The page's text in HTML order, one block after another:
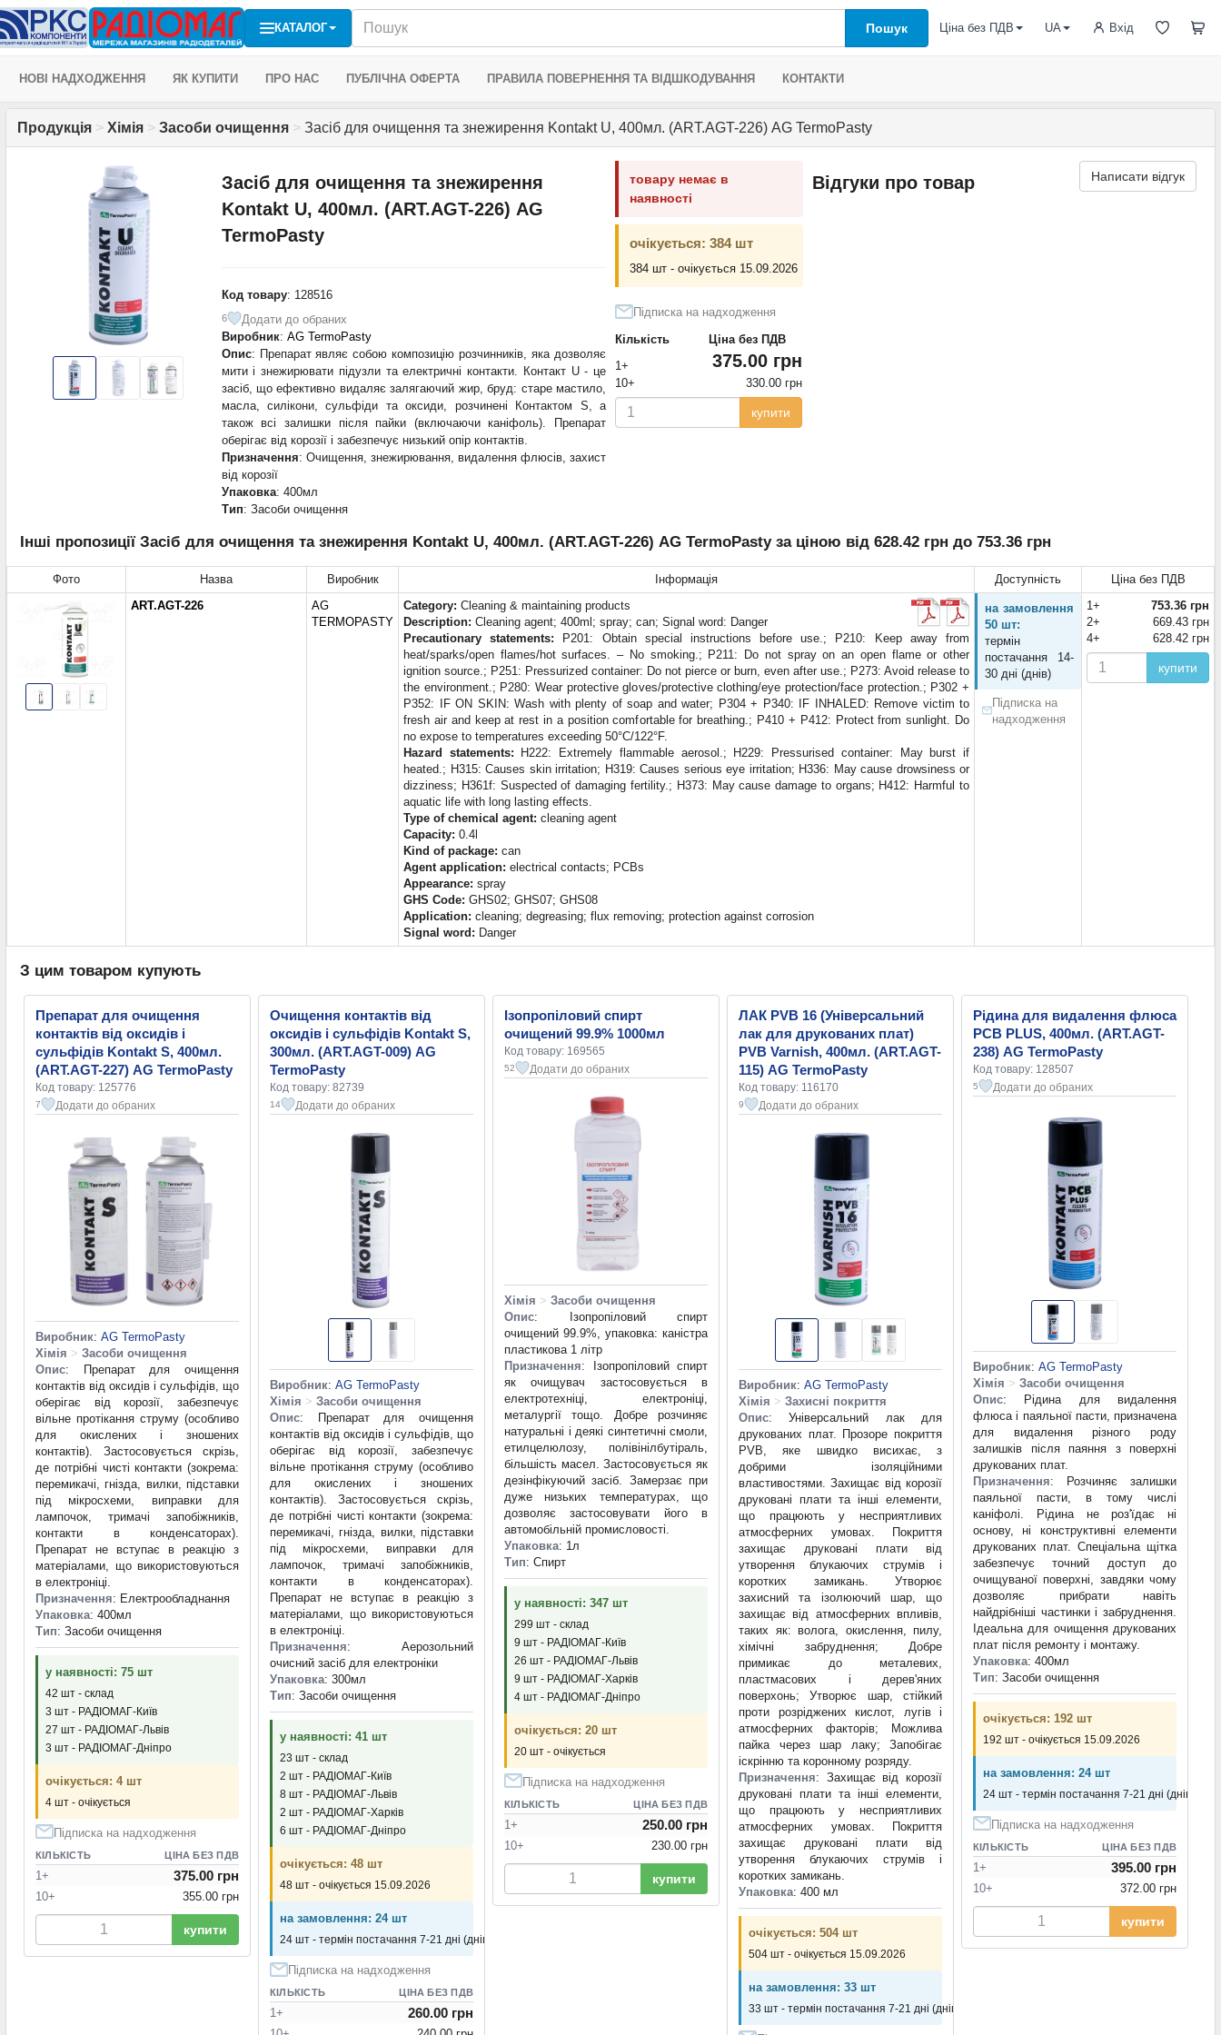
КАТАЛОГ Пошук Вхід
Ціна без ПДВ UA
НОВІ НАДХОДЖЕННЯ ЯК КУПИТИ ПРО НАС ПУБЛІЧНА ОФЕРТА ПРАВИЛА ПОВЕРНЕННЯ ТА ВІДШКОДУВАННЯ КОНТАКТИ
Продукція > Хімія > Засоби очищення > Засіб для очищення та знежирення Kontakt U, 400мл. (ART.AGT-226) AG TermoPasty
Засіб для очищення та знежирення
Kontakt U, 400мл. (ART.AGT-226) AG
TermoPasty
Код товару: 128516
6
Додати до обраних
Виробник: AG TermoPasty
Опис: Препарат являє собою композицію розчинників, яка дозволяє
мити і знежирювати підузли та електричні контакти. Контакт U - це
засіб, що ефективно видаляє залягаючий жир, бруд: старе мастило,
масла, силікони, сульфіди та оксиди, розчинені Контактом S, а
також всі залишки після пайки (включаючи каніфоль). Препарат
оберігає від корозії і забезпечує низький опір контактів.
Призначення: Очищення, знежирювання, видалення флюсів, захист
від корозії
Упаковка: 400мл
Тип: Засоби очищення
товару немає в
наявності
очікується: 384 шт
384 шт - очікується 15.09.2026
Підписка на надходження
Кількість
Ціна без ПДВ
1+
375.00 грн
10+ 330.00 грн
купити
Відгуки про товар Написати відгук
Інші пропозиції Засіб для очищення та знежирення Kontakt U, 400мл. (ART.AGT-226) AG TermoPasty за ціною від 628.42 грн до 753.36 грн
Фото Назва Виробник Інформація Доступність
Ціна без ПДВ
ART.AGT-226
AG
TERMOPASTY
Category: Cleaning & maintaining products
Description: Cleaning agent; 400ml; spray; can; Signal word: Danger
Precautionary statements: P201: Obtain special instructions before use.; P210: Keep away from
heat/sparks/open flames/hot surfaces. – No smoking.; P211: Do not spray on an open flame or other
ignition source.; P251: Pressurized container: Do not pierce or burn, even after use.; P273: Avoid release to
the environment.; P280: Wear protective gloves/protective clothing/eye protection/face protection.; P302 +
P352: IF ON SKIN: Wash with plenty of soap and water; P304 + P340: IF INHALED: Remove victim to
fresh air and keep at rest in a position comfortable for breathing.; P410 + P412: Protect from sunlight. Do
no expose to temperatures exceeding 50°C/122°F.
Hazard statements: H222: Extremely flammable aerosol.; H229: Pressurised container: May burst if
heated.; H315: Causes skin irritation; H319: Causes serious eye irritation; H336: May cause drowsiness or
dizziness; H361f: Suspected of damaging fertility.; H373: May cause damage to organs; H412: Harmful to
aquatic life with long lasting effects.
Type of chemical agent: cleaning agent
Capacity: 0.4l
Kind of package: can
Agent application: electrical contacts; PCBs
Appearance: spray
GHS Code: GHS02; GHS07; GHS08
Application: cleaning; degreasing; flux removing; protection against corrosion
Signal word: Danger
на замовлення
50 шт:
термін
постачання 14-
30 дні (днів)
Підписка на
надходження
1+
753.36 грн
2+
669.43 грн
4+
628.42 грн
купити
З цим товаром купують
Препарат для очищення
контактів від оксидів і
сульфідів Kontakt S, 400мл.
(ART.AGT-227) AG TermoPasty
Код товару: 125776
7 Додати до обраних
Виробник: AG TermoPasty
Хімія > Засоби очищення
Опис: Препарат для очищення
контактів від оксидів і сульфідів, що
оберігає від корозії, забезпечує
вільне протікання струму (особливо
для окислених і зношених
контактів). Застосовується скрізь,
де потрібні чисті контакти (зокрема:
перемикачі, гнізда, вилки, підставки
під мікросхеми, виправки для
лампочок, тримачі запобіжників,
контакти в конденсаторах).
Препарат не вступає в реакцію з
матеріалами, що використовуються
в електроніці.
Призначення: Електрообладнання
Упаковка: 400мл
Тип: Засоби очищення
у наявності: 75 шт
42 шт - склад
3 шт - РАДІОМАГ-Київ
27 шт - РАДІОМАГ-Львів
3 шт - РАДІОМАГ-Дніпро
очікується: 4 шт
4 шт - очікується
Підписка на надходження
КІЛЬКІСТЬ ЦІНА БЕЗ ПДВ
1+ 375.00 грн
10+ 355.00 грн
купити
Очищення контактів від
оксидів і сульфідів Kontakt S,
300мл. (ART.AGT-009) AG
TermoPasty
Код товару: 82739
14 Додати до обраних
Виробник: AG TermoPasty
Хімія > Засоби очищення
Опис: Препарат для очищення
контактів від оксидів і сульфідів, що
оберігає від корозії, забезпечує
вільне протікання струму (особливо
для окислених і зношених
контактів). Застосовується скрізь,
де потрібні чисті контакти (зокрема:
перемикачі, гнізда, вилки, підставки
під мікросхеми, виправки для
лампочок, тримачі запобіжників,
контакти в конденсаторах).
Препарат не вступає в реакцію з
матеріалами, що використовуються
в електроніці.
Призначення: Аерозольний
очисний засіб для електроніки
Упаковка: 300мл
Тип: Засоби очищення
у наявності: 41 шт
23 шт - склад
2 шт - РАДІОМАГ-Київ
8 шт - РАДІОМАГ-Львів
2 шт - РАДІОМАГ-Харків
6 шт - РАДІОМАГ-Дніпро
очікується: 48 шт
48 шт - очікується 15.09.2026
на замовлення: 24 шт
24 шт - термін постачання 7-21 дні (днів)
Підписка на надходження
КІЛЬКІСТЬ ЦІНА БЕЗ ПДВ
1+ 260.00 грн
Ізопропіловий спирт
очищений 99.9% 1000мл
Код товару: 169565
52 Додати до обраних
Хімія > Засоби очищення
Опис: Ізопропіловий спирт
очищений 99.9%, упаковка: каністра
пластикова 1 літр
Призначення: Ізопропіловий спирт
як очищувач застосовується в
електротехніці, електроніці,
металургії тощо. Добре розчиняє
натуральні і деякі синтетичні смоли,
етилцелюлозу, полівінілбутіраль,
більшість масел. Застосовується як
дезінфікуючий засіб. Замерзає при
дуже низьких температурах, що
дозволяє застосовувати його в
автомобільній промисловості.
Упаковка: 1л
Тип: Спирт
у наявності: 347 шт
299 шт - склад
9 шт - РАДІОМАГ-Київ
26 шт - РАДІОМАГ-Львів
9 шт - РАДІОМАГ-Харків
4 шт - РАДІОМАГ-Дніпро
очікується: 20 шт
20 шт - очікується
Підписка на надходження
КІЛЬКІСТЬ ЦІНА БЕЗ ПДВ
1+ 250.00 грн
10+ 230.00 грн
купити
ЛАК PVB 16 (Універсальний
лак для друкованих плат)
PVB Varnish, 400мл. (ART.AGT-
115) AG TermoPasty
Код товару: 116170
9 Додати до обраних
Виробник: AG TermoPasty
Хімія > Захисні покриття
Опис: Універсальний лак для
друкованих плат. Прозоре покриття
PVB, яке швидко висихає, з
добрими ізоляційними
властивостями. Захищає від корозії
друковані плати та інші елементи,
що працюють у несприятливих
атмосферних умовах. Покриття
захищає друковані плати від
утворення блукаючих струмів і
коротких замикань. Утворює
захисний та ізолюючий шар, що
захищає від атмосферних впливів,
таких як: волога, окислення, пилу,
хімічні забруднення; Добре
примикає до металевих,
пластмасових і дерев'яних
поверхонь; Утворює шар, стійкий
проти розріджених кислот, лугів і
атмосферних факторів; Можлива
пайка через шар лаку; Запобігає
іскрінню та коронному розряду.
Призначення: Захищає від корозії
друковані плати та інші елементи,
що працюють у несприятливих
атмосферних умовах. Покриття
захищає друковані плати від
утворення блукаючих струмів і
коротких замикань.
Упаковка: 400 мл
очікується: 504 шт
504 шт - очікується 15.09.2026
на замовлення: 33 шт
33 шт - термін постачання 7-21 дні (днів)
Рідина для видалення флюса
PCB PLUS, 400мл. (ART.AGT-
238) AG TermoPasty
Код товару: 128507
5 Додати до обраних
Виробник: AG TermoPasty
Хімія > Засоби очищення
Опис: Рідина для видалення
флюса і паяльної пасти, призначена
для видалення різного роду
залишків після паяння з поверхні
друкованих плат.
Призначення: Розчиняє залишки
паяльної пасти, в тому числі
каніфолі. Рідина не роз'їдає ні
основу, ні конструктивні елементи
друкованих плат. Спеціальна щітка
забезпечує точний доступ до
очищуваної поверхні, завдяки чому
дозволяє прибрати навіть
найдрібніші частинки і забруднення.
Ідеальна для очищення друкованих
плат після ремонту і монтажу.
Упаковка: 400мл
Тип: Засоби очищення
очікується: 192 шт
192 шт - очікується 15.09.2026
на замовлення: 24 шт
24 шт - термін постачання 7-21 дні (днів)
Підписка на надходження
КІЛЬКІСТЬ ЦІНА БЕЗ ПДВ
1+ 395.00 грн
10+ 372.00 грн
купити